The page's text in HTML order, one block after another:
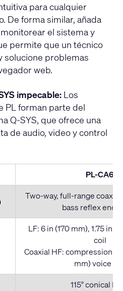
para cualquier
De forma similar, añada
el sistema y
permite que un técnico
solucione problemas
web.
impecable: Los
PL forman parte del
Q-SYS, que ofrece una
de audio, video y control
PL-CA6
Two-way, full-range
bass reflex
LF: 6 in (170 mm), 1.75 in
coil
Coaxial HF: compression
mm) voice
115° conical